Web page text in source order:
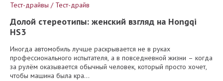
Тест-драйвы / Тест-драйв
Долой стереотипы: женский взгляд на Hongqi
HS3
Иногда автомобиль лучше раскрывается не в руках
профессионального испытателя, а в повседневной жизни – когда
за рулём оказывается обычный человек, который просто хочет,
чтобы машина была кра...